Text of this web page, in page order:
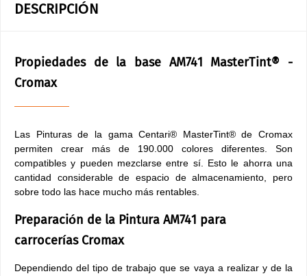
DESCRIPCIÓN
Propiedades de la base AM741 MasterTint® -
Cromax
Las Pinturas de la gama Centari® MasterTint® de Cromax
permiten crear más de 190.000 colores diferentes. Son
compatibles y pueden mezclarse entre sí. Esto le ahorra una
cantidad considerable de espacio de almacenamiento, pero
sobre todo las hace mucho más rentables.
Preparación de la Pintura AM741 para
carrocerías Cromax
Dependiendo del tipo de trabajo que se vaya a realizar y de la